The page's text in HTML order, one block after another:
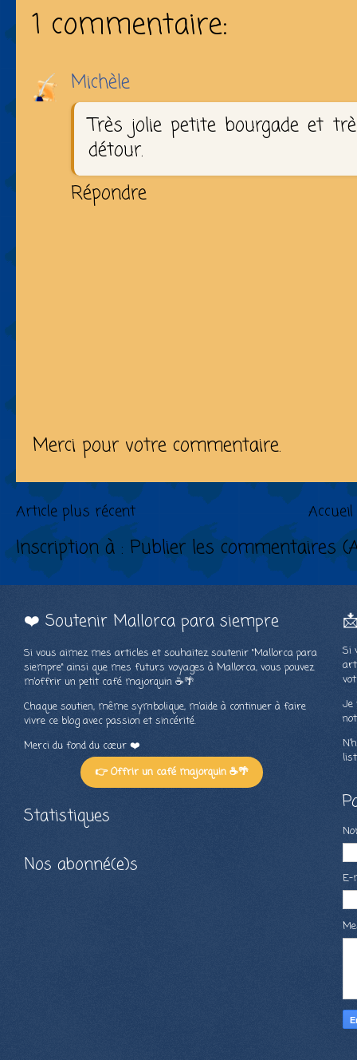
1 commentaire:
Michèle
Très jolie petite bourgade et
détour.
Répondre
Merci pour votre commentaire.
Article plus récent Accueil
Inscription à : Publier les commentaires
❤️ Soutenir Mallorca para siempre
Si vous aimez mes articles et souhaitez soutenir "Mallorca para
siempre" ainsi que mes futurs voyages à Mallorca, vous pouvez
m’offrir un petit café majorquin ☕🌴
Chaque soutien, même symbolique, m’aide à continuer à faire
vivre ce blog avec passion et sincérité.
Merci du fond du cœur ❤️
👉 Offrir un café majorquin ☕🌴
Statistiques
Nos abonné(e)s
Si
Je